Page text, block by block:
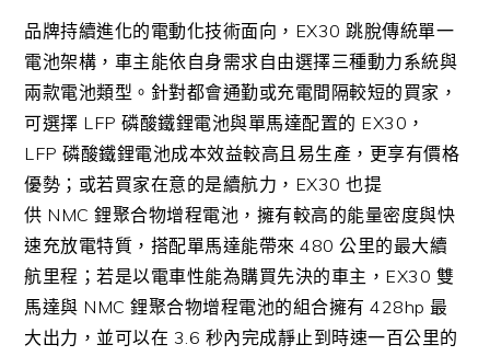
品牌持續進化的電動化技術面向， EX30跳脫傳統單一
電池架構，車主能依自身需求自由選擇三種動力系統與
兩款電池類型。針對都會通勤或充電間隔較短的買家，
可選擇 LFP磷酸鐵鋰電池與單馬達配置的 EX30 ，
LFP磷酸鐵鋰電池成本效益較高且易生產，更享有價格
優勢；或若買家在意的是續航力， EX30也提
供 NMC鋰聚合物增程電池，擁有較高的能量密度與快
速充放電特質，搭配單馬達能帶來 480公里的最大續
航里程；若是以電車性能為購買先決的車主， EX30 雙
馬達與 NMC鋰聚合物增程電池的組合擁有 428hp 最
大出力，並可以在 3.6 秒內完成靜止到時速一百公里的